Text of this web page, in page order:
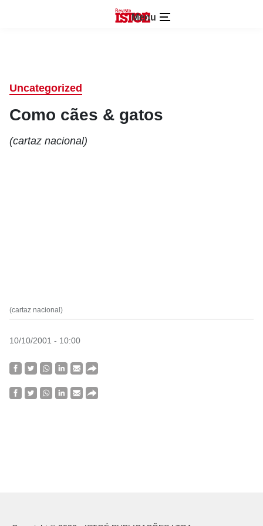
Menu
Uncategorized
Como cães & gatos
(cartaz nacional)
(cartaz nacional)
10/10/2001 - 10:00